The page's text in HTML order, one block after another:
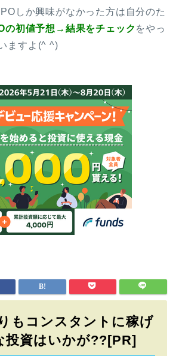
しか興味がなかった方は自分のた
の初値予想→結果をチェック をやっ
ますよ(^ ^)
もコンスタントに稼げ
投資はいかが??[PR]